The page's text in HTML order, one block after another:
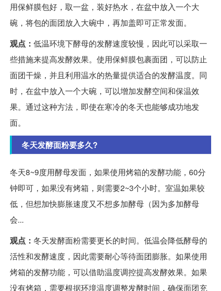
用保鲜膜包好，取一盆，装好热水，在盆中放入一个大
碗，将包的面团放入大碗中，再加盖即可正常发面。
观点： 低温环境下酵母的发酵速度较慢，因此可以采取一
些措施来提高发酵效果。使用保鲜膜包裹面团，可以防止
面团干燥，并且利用温水的热量提供适合的发酵温度。同
时，在盆中放入一个大碗，可以增加发酵空间和保温效
果。通过这种方法，即使在寒冷的冬天也能够成功地发
面。
冬天发酵面粉要多久?
冬天8~9度用酵母发面，如果使用烤箱的发酵功能，60分
钟即可，如果没有烤箱，则需要2~3个小时。室温如果较
低，但想加快膨胀速度又不想多加酵母（因为多加酵母
会...
观点： 冬天发酵面粉需要更长的时间。低温会降低酵母的
活性和发酵速度，因此需要耐心等待面团膨胀。如果使用
烤箱的发酵功能，可以借助温度调控提高发酵效果。如果
没有烤箱，需要根据环境温度调整发酵时间，确保面团充